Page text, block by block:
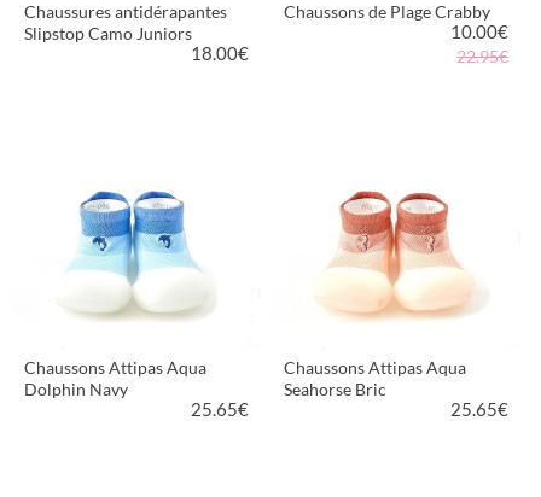
Chaussures antidérapantes
Slipstop Camo Juniors
18.00€
Chaussons de Plage Crabby
10.00€
22.95€
Chaussons Attipas Aqua
Dolphin Navy
25.65€
Chaussons Attipas Aqua
Seahorse Bric
25.65€